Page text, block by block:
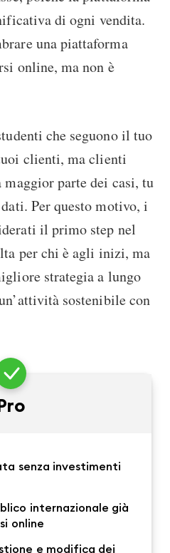
di ogni vendita.
una piattaforma
online, ma non è
che seguono il tuo
clienti, ma clienti
parte dei casi, tu
Per questo motivo, i
il primo step nel
per chi è agli inizi, ma
strategia a lungo
sostenibile con
senza investimenti
internazionale già
online
e modifica dei